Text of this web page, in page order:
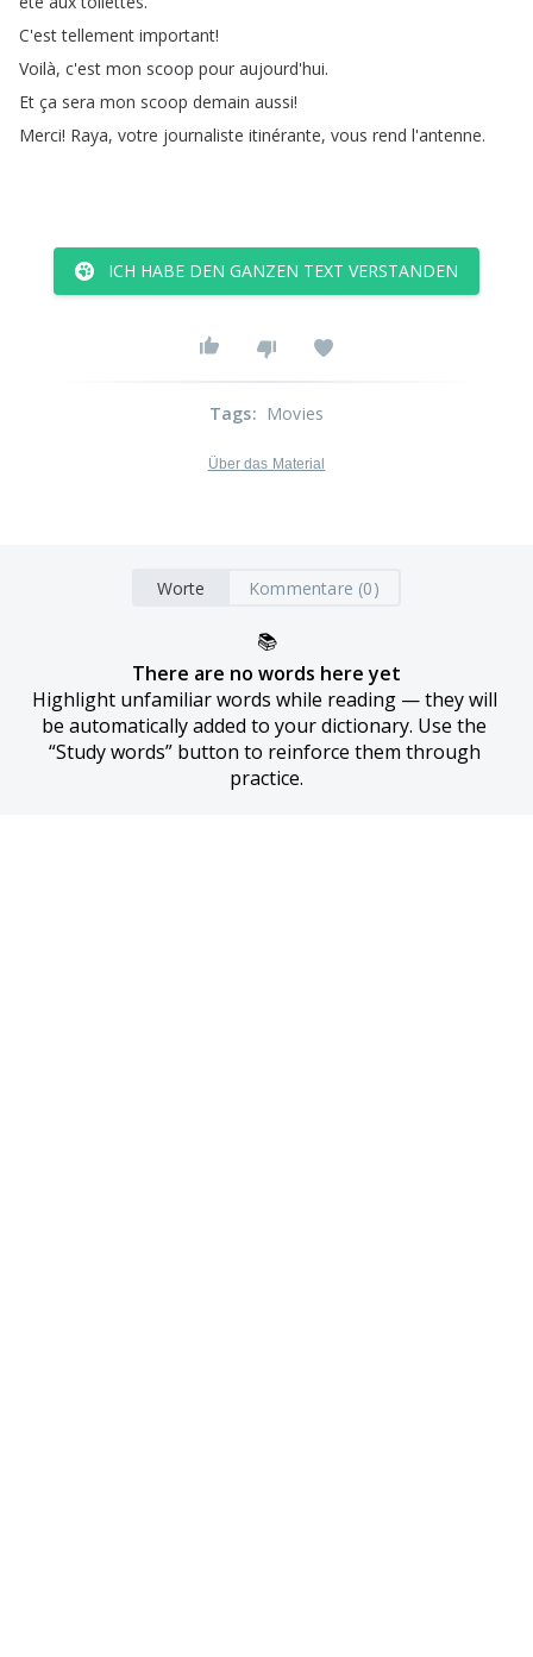
C'est tellement important!
Voilà, c'est mon scoop pour aujourd'hui.
Et ça sera mon scoop demain aussi!
Merci! Raya, votre journaliste itinérante, vous rend l'antenne.
ICH HABE DEN GANZEN TEXT VERSTANDEN
Tags: Movies
Über das Material
Worte Kommentare (0)
📚
There are no words here yet
Highlight unfamiliar words while reading — they will
be automatically added to your dictionary. Use the
“Study words” button to reinforce them through
practice.